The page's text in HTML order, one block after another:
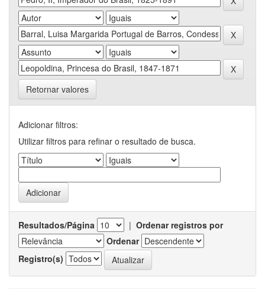
Retornar valores
Adicionar filtros:
Utilizar filtros para refinar o resultado de busca.
Resultados/Página | Ordenar registros por
Ordenar
Registro(s)